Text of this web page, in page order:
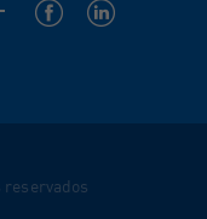
reservados